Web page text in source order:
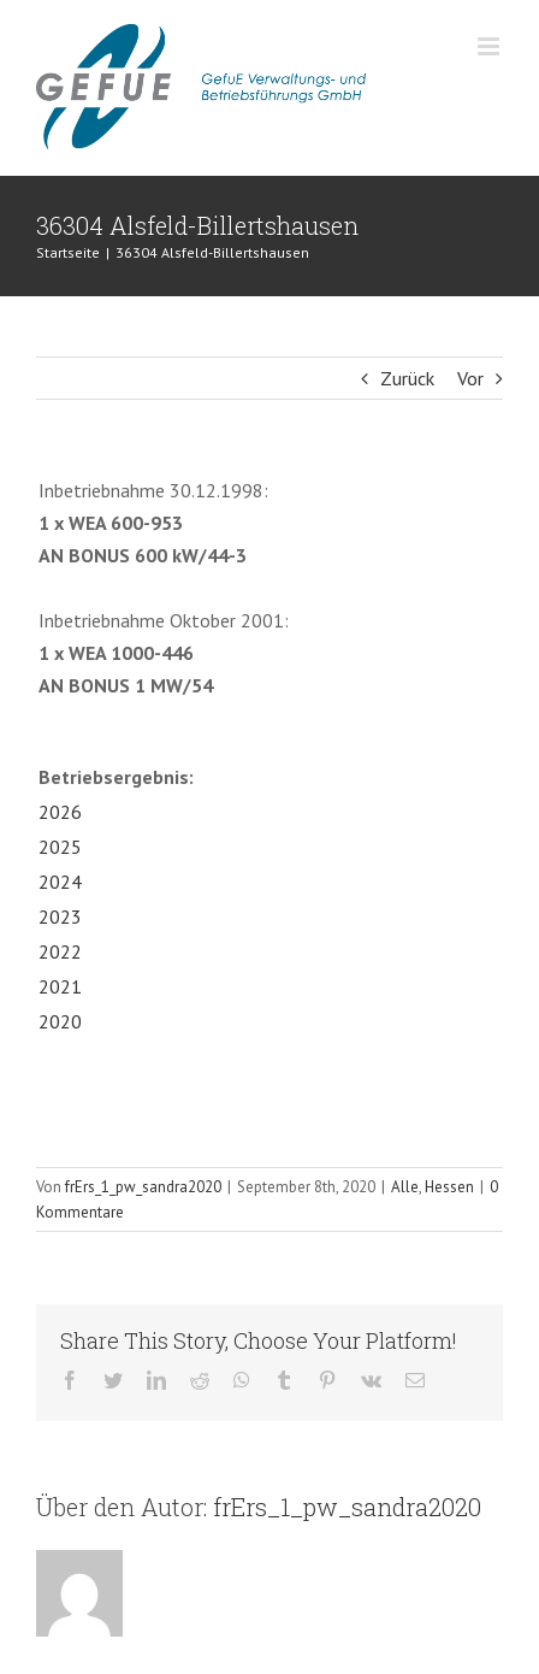
springen
36304 Alsfeld-Billertshausen
Startseite | 36304 Alsfeld-Billertshausen
Zurück Vor
Inbetriebnahme 30.12.1998:
1 x WEA 600-953
AN BONUS 600 kW/44-3
Inbetriebnahme Oktober 2001:
1 x WEA 1000-446
AN BONUS 1 MW/54
Betriebsergebnis:
2026
2025
2024
2023
2022
2021
2020
VonfrErs_1_pw_sandra2020 | September 8th, 2020 | Alle,Hessen | 0
Kommentare
Share This Story, Choose Your Platform!
Facebook
TwitterLinkedIn
Reddit WhatsApp
Tumblr Pinterest
Vk
E-
Über den Autor: frErs_1_pw_sandra2020